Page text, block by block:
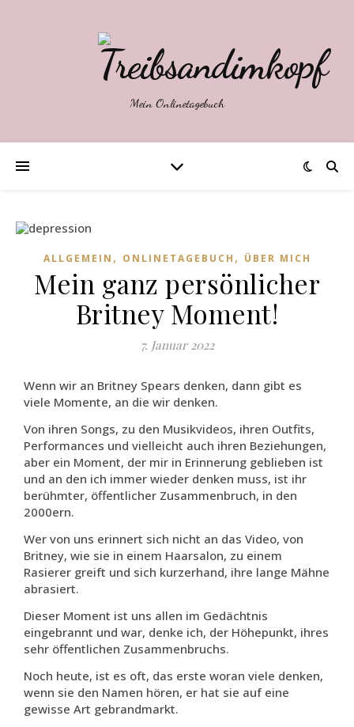
Mein Onlinetagebuch
ALLGEMEIN , ONLINETAGEBUCH , ÜBER MICH
Mein ganz persönlicher
Britney Moment!
7. Januar 2022
Wenn wir an Britney Spears denken, dann gibt es
viele Momente, an die wir denken.
Von ihren Songs, zu den Musikvideos, ihren Outfits,
Performances und vielleicht auch ihren Beziehungen,
aber ein Moment, der mir in Erinnerung geblieben ist
und an den ich immer wieder denken muss, ist ihr
berühmter, öffentlicher Zusammenbruch, in den
2000ern.
Wer von uns erinnert sich nicht an das Video, von
Britney, wie sie in einem Haarsalon, zu einem
Rasierer greift und sich kurzerhand, ihre lange Mähne
abrasiert.
Dieser Moment ist uns allen im Gedächtnis
eingebrannt und war, denke ich, der Höhepunkt, ihres
sehr öffentlichen Zusammenbruchs.
Noch heute, ist es oft, das erste woran viele denken,
wenn sie den Namen hören, er hat sie auf eine
gewisse Art gebrandmarkt.